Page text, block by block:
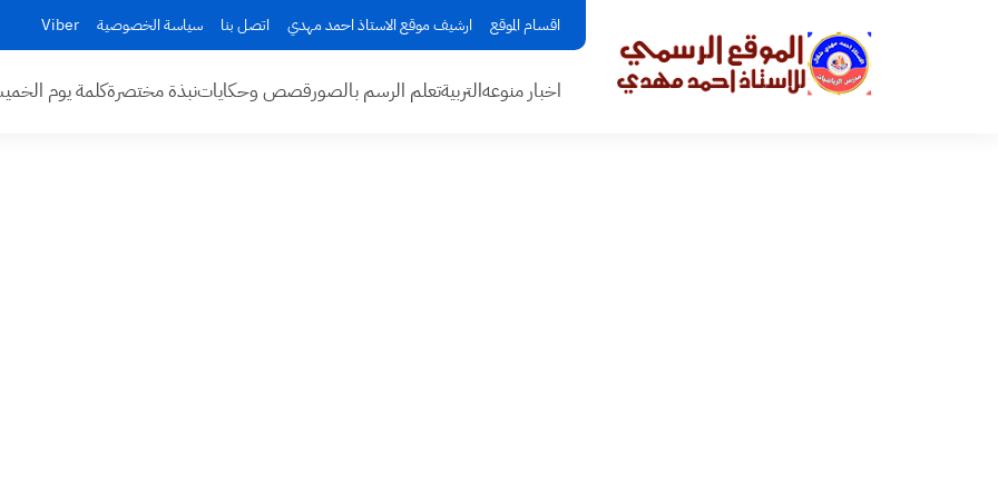
اقسام الموقع ارشيف موقع الاستاذ احمد مهدي اتصل بنا سياسة الخصوصية Viber
اخبار منوعهالتربيةتعلم الرسم بالصورقصص وحكاياتنبذة مختصرةكلمة يوم